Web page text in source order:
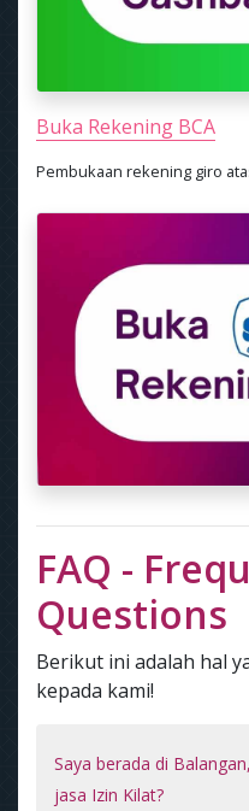
Buka Rekening BCA
Pembukaan rekening giro
FAQ -
Questions
Berikut ini adalah hal
kepada kami!
Saya berada di
jasa Izin Kilat?